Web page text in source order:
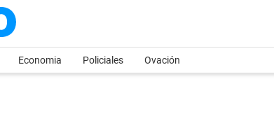
Economia Policiales Ovación